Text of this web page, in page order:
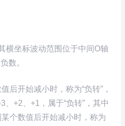
横坐标波动范围位于中间O轴
数。
后开始减小时，称为“负转”，
+2、+1，属于“负转”，其中
个数值后开始减小时，称为